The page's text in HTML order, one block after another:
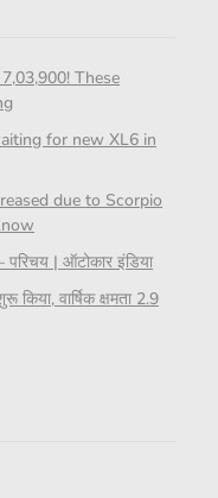
These
for new XL6 in
due to Scorpio
| ऑटोकार इंडिया
वार्षिक क्षमता 2.9